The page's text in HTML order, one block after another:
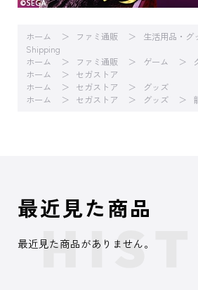
ホーム ファミ通販 生活用品・グ
Shipping
ホーム
ファミ通販 ゲーム
ホーム
セガストア
ホーム
セガストア
グッズ
ホーム
セガストア グッズ
最近見た商品
最近見た商品がありません。